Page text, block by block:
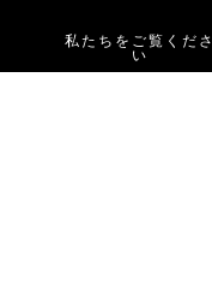
私たちをご覧くださ
い